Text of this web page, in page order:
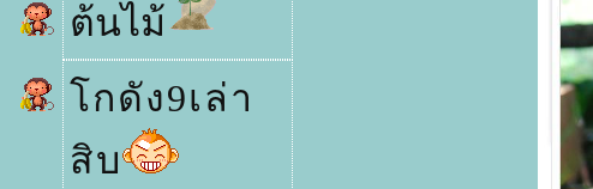
ต้นไม้
กดัง9เล่า
สิบ